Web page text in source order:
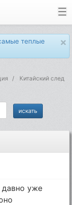
×
теплые
Китайский след
давно уже